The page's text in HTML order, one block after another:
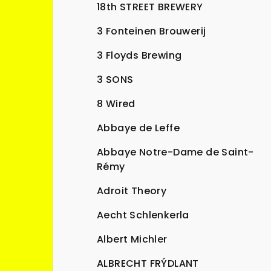
18th STREET BREWERY
3 Fonteinen Brouwerij
3 Floyds Brewing
3 SONS
8 Wired
Abbaye de Leffe
Abbaye Notre-Dame de Saint-
Rémy
Adroit Theory
Aecht Schlenkerla
Albert Michler
ALBRECHT FRÝDLANT